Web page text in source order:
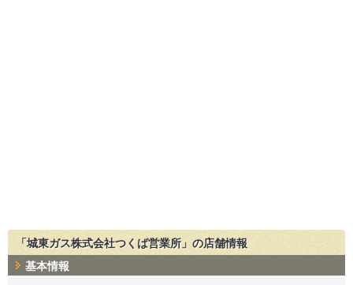
「城東ガス株式会社つくば営業所」の店舗情報
基本情報